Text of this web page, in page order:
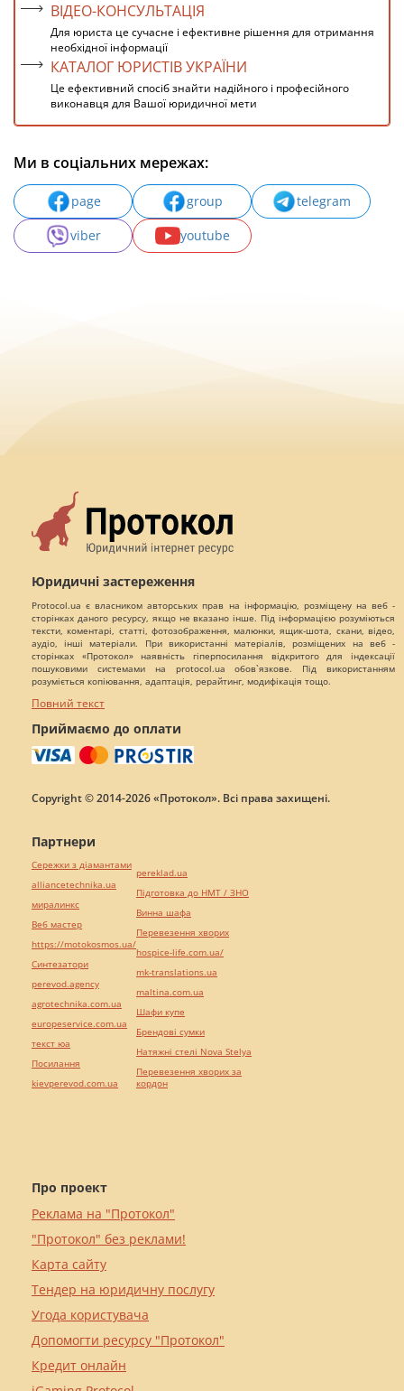
ВІДЕО-КОНСУЛЬТАЦІЯ
Для юриста це сучасне і ефективне рішення для отримання
необхідної інформації
КАТАЛОГ ЮРИСТІВ УКРАЇНИ
Це ефективний спосіб знайти надійного і професійного
виконавця для Вашої юридичної мети
Ми в соціальних мережах:
page group
telegram
viber
youtube
Юридичні застереження
Protocol.ua є власником авторських прав на інформацію, розміщену на веб -
сторінках даного ресурсу, якщо не вказано інше. Під інформацією розуміються
тексти, коментарі, статті, фотозображення, малюнки, ящик-шота, скани, відео,
аудіо, інші матеріали. При використанні матеріалів, розміщених на веб -
сторінках «Протокол» наявність гіперпосилання відкритого для індексації
пошуковими системами на protocol.ua обов`язкове. Під використанням
розуміється копіювання, адаптація, рерайтинг, модифікація тощо.
Повний текст
Приймаємо до оплати
Copyright © 2014-2026 «Протокол». Всі права захищені.
Про проект
Реклама на "Протокол"
"Протокол" без реклами!
Карта сайту
Тендер на юридичну послугу
Угода користувача
Допомогти ресурсу "Протокол"
Кредит онлайн
Партнери
Сережки з діамантами
alliancetechnika.ua
миралинкс
Веб мастер
https://motokosmos.ua/
Синтезатори
perevod.agency
agrotechnika.com.ua
europeservice.com.ua
текст юа
Посилання
kievperevod.com.ua
pereklad.ua
Підготовка до НМТ / ЗНО
Винна шафа
Перевезення хворих
hospice-life.com.ua/
mk-translations.ua
maltina.com.ua
Шафи купе
Брендові сумки
Натяжні стелі Nova Stelya
Перевезення хворих за
кордон